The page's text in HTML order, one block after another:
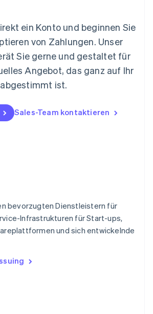
ein Konto und beginnen Sie
von Zahlungen. Unser
Sie gerne und gestaltet für
Angebot, das ganz auf Ihr
ist.
Sales-Team kontaktieren
bevorzugten Dienstleistern für
Infrastrukturen für Start-ups,
und sich entwickelnde
Italiano English